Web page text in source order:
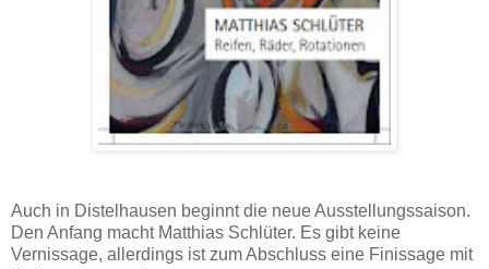
Auch in Distelhausen beginnt die neue Ausstellungssaison.
Den Anfang macht Matthias Schlüter. Es gibt keine
Vernissage, allerdings ist zum Abschluss eine Finissage mit